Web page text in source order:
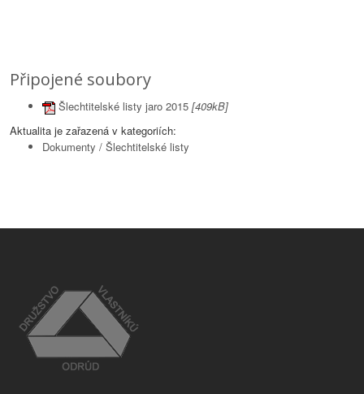
Připojené soubory
Šlechtitelské listy jaro 2015 [409kB]
Aktualita je zařazená v kategoriích:
Dokumenty / Šlechtitelské listy